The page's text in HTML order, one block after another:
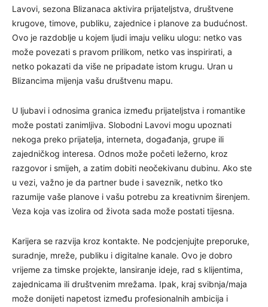
Lavovi, sezona Blizanaca aktivira prijateljstva, društvene
krugove, timove, publiku, zajednice i planove za budućnost.
Ovo je razdoblje u kojem ljudi imaju veliku ulogu: netko vas
može povezati s pravom prilikom, netko vas inspirirati, a
netko pokazati da više ne pripadate istom krugu. Uran u
Blizancima mijenja vašu društvenu mapu.
U ljubavi i odnosima granica između prijateljstva i romantike
može postati zanimljiva. Slobodni Lavovi mogu upoznati
nekoga preko prijatelja, interneta, događanja, grupe ili
zajedničkog interesa. Odnos može početi ležerno, kroz
razgovor i smijeh, a zatim dobiti neočekivanu dubinu. Ako ste
u vezi, važno je da partner bude i saveznik, netko tko
razumije vaše planove i vašu potrebu za kreativnim širenjem.
Veza koja vas izolira od života sada može postati tijesna.
Karijera se razvija kroz kontakte. Ne podcjenjujte preporuke,
suradnje, mreže, publiku i digitalne kanale. Ovo je dobro
vrijeme za timske projekte, lansiranje ideje, rad s klijentima,
zajednicama ili društvenim mrežama. Ipak, kraj svibnja/maja
može donijeti napetost između profesionalnih ambicija i